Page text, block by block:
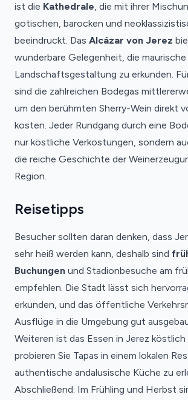
ist die Kathedrale, die mit ihrer
gotischen, barocken und
beeindruckt. Das Alcázar von Jerez
wunderbare Gelegenheit, die
Landschaftsgestaltung zu erkunden.
sind die zahlreichen Bodegas
um den berühmten Sherry-Wein direkt
kosten. Jeder Rundgang durch eine
nur köstliche Verkostungen, sondern
die reiche Geschichte der
Region.
Reisetipps
Besucher sollten daran denken, dass
sehr heiß werden kann, deshalb sind
Buchungen und Stadionbesuche am
empfehlen. Die Stadt lässt sich
erkunden, und das öffentliche
Ausflüge in die Umgebung gut
Weiteren ist das Essen in Jerez
probieren Sie Tapas in einem lokalen
authentische andalusische Küche zu
Abschließend: Im Frühling und Herbst